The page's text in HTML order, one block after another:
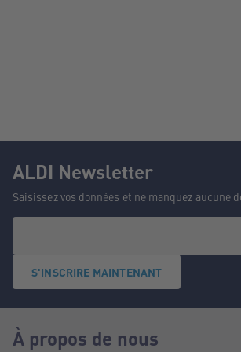
ALDI Newsletter
Saisissez vos données et ne manquez aucune
S'INSCRIRE MAINTENANT
À propos de nous